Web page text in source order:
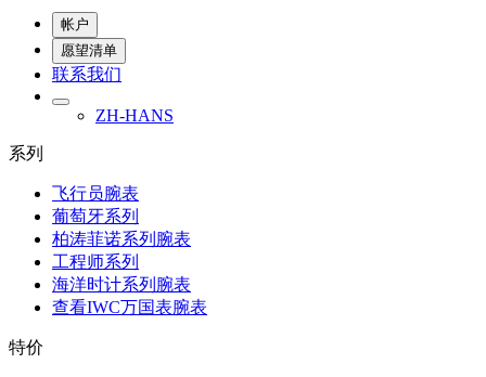
帐户
愿望清单
联系我们
ZH-HANS
系列
飞行员腕表
葡萄牙系列
柏涛菲诺系列腕表
工程师系列
海洋时计系列腕表
查看IWC万国表腕表
特价